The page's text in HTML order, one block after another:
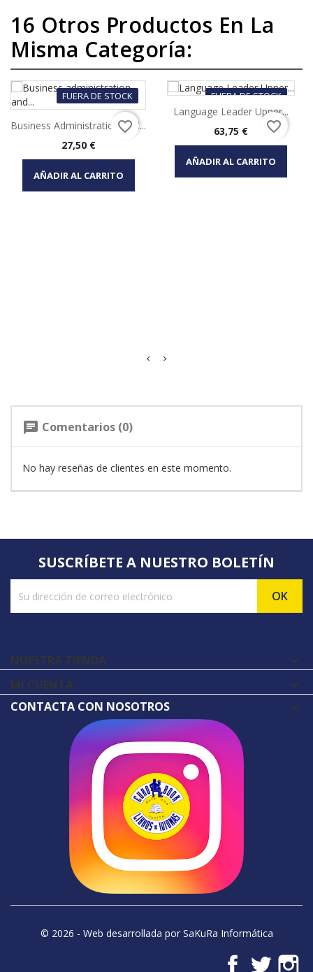
16 Otros Productos En La
Misma Categoría:
FUERA DE STOCK
Business Administration And...
Precio
27,50 €
AÑADIR AL CARRITO
favorite_border
FUERA DE STOCK
Language Leader Upper...
Precio
63,75 €
AÑADIR AL CARRITO
favorite_border
chat Comentarios (0)
No hay reseñas de clientes en este momento.
SUSCRÍBETE A NUESTRO BOLETÍN
NUESTRA TIENDA 
MI CUENTA 
CONTACTA CON NOSOTROS
© 2026 - Web desarrollada por SaKuRa Informática